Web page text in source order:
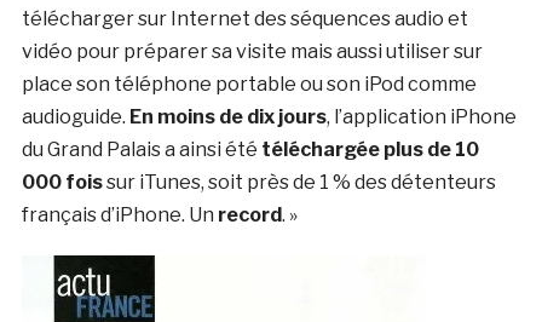
télécharger sur Internet des séquences audio et
vidéo pour préparer sa visite mais aussi utiliser sur
place son téléphone portable ou son iPod comme
audioguide. En moins de dix jours, l’application iPhone
du Grand Palais a ainsi été téléchargée plus de 10
000 foissur iTunes, soit près de 1 % des détenteurs
français d’iPhone. Un record. »